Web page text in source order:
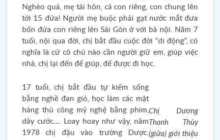
Nghèo quá, mẹ tái hôn, cả con riêng, con chung lên
tới 15 đứa! Người mẹ buộc phải gạt nước mắt đưa
bốn đứa con riêng lên Sài Gòn ở với bà nội. Năm 7
tuổi, nội qua đời, chị bắt đầu cuộc đời “di động”, có
nghĩa là cứ cô chú nào cần người giữ em, giúp việc
nhà, chị lại đến để giúp, để được đi học.
Chị Dương
Thanh Thủy
(giữa) giới thiệu
17 tuổi, chị bắt đầu tự kiếm sống
bằng nghề đan giỏ, học làm các mặt
hàng thủ công mỹ nghệ bằng phim,
dây cước…. Loay hoay như vậy, năm
1978 chị đậu vào trường Dược.